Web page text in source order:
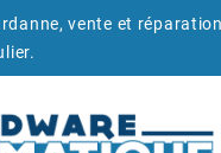
vente et